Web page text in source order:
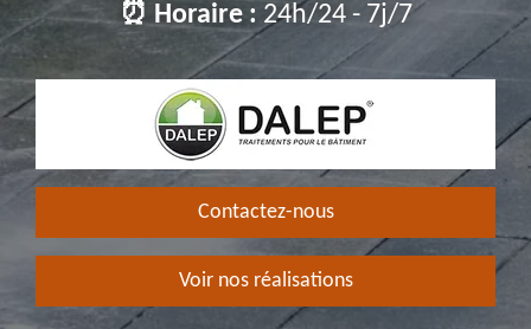
⏰ Horaire : 24h/24 - 7j/7
Contactez-nous
Voir nos réalisations